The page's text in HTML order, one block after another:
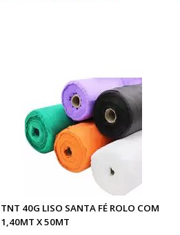
TNT 40G LISO SANTA FÉ ROLO COM
1,40MT X 50MT